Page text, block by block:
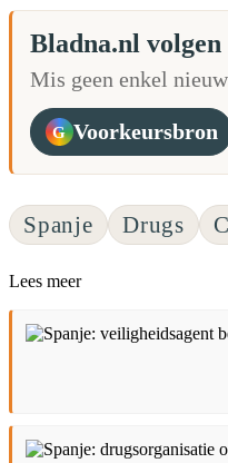
Bladna.nl volgen
Mis geen enkel
G Voorkeursbron
Spanje Drugs
Lees meer